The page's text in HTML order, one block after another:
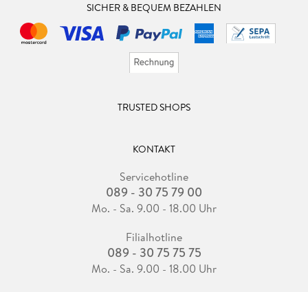
SICHER & BEQUEM BEZAHLEN
TRUSTED SHOPS
KONTAKT
Servicehotline
089 - 30 75 79 00
Mo. - Sa. 9.00 - 18.00 Uhr
Filialhotline
089 - 30 75 75 75
Mo. - Sa. 9.00 - 18.00 Uhr